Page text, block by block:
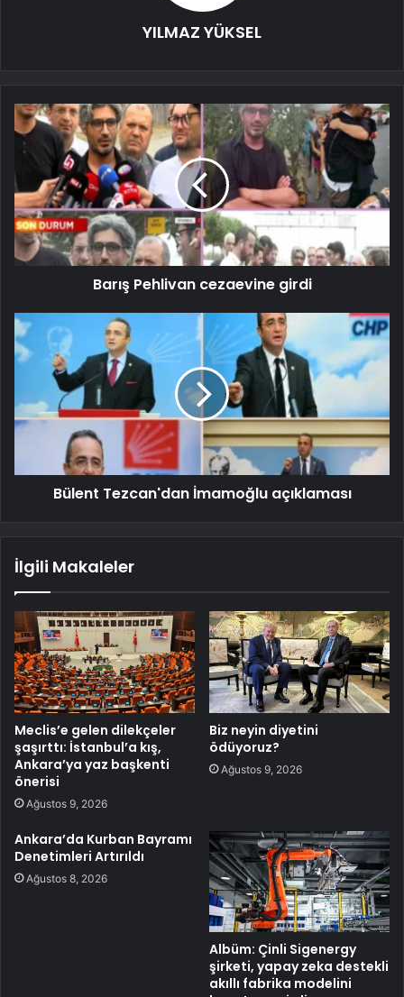
YILMAZ YÜKSEL
Barış Pehlivan cezaevine girdi
Bülent Tezcan'dan İmamoğlu açıklaması
İlgili Makaleler
Meclis’e gelen dilekçeler
şaşırttı: İstanbul’a kış,
Ankara’ya yaz başkenti
önerisi
Ağustos 9, 2026
Biz neyin diyetini
ödüyoruz?
Ağustos 9, 2026
Ankara’da Kurban Bayramı
Denetimleri Artırıldı
Ağustos 8, 2026
Albüm: Çinli Sigenergy
şirketi, yapay zeka destekli
akıllı fabrika modelini